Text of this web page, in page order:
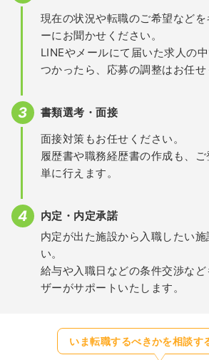
現在の状況や転職のご希望など
ーにお聞かせください。
LINEやメールにて届いた求人の
つかったら、応募の調整はお任せ
書類選考・面接
面接対策もお任せください。
履歴書や職務経歴書の作成も、
単に行えます。
内定・内定承諾
内定が出た施設から入職したい
い。
給与や入職日などの条件交渉な
ザーがサポートいたします。
いま転職するべきかを相談す